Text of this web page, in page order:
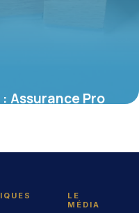
Assurance Pro
LE
MÉDIA